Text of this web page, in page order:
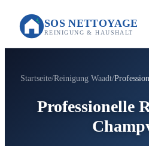
SOS NETTOYAGE
REINIGUNG & HAUSHALT
Startseite Reinigung Waadt
Professionelle